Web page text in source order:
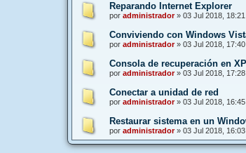
Reparando Internet Explorer
por administrador» 03 Jul 2018, 18:21
Conviviendo con Windows
por administrador» 03 Jul 2018, 17:40
Consola de recuperación en XP
por administrador» 03 Jul 2018, 17:28
Conectar a unidad de red
por administrador» 03 Jul 2018, 16:45
Restaurar sistema en un
por administrador» 03 Jul 2018, 16:03